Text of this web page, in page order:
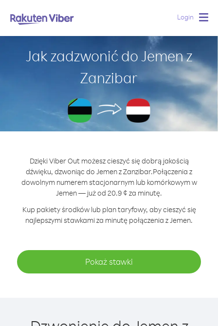
Login
Jak zadzwonić do Jemen z
Zanzibar
Dzięki Viber Out możesz cieszyć się dobrą jakością
dźwięku, dzwoniąc do Jemen z Zanzibar.Połączenia z
dowolnym numerem stacjonarnym lub komórkowym w
Jemen — już od 20.9 ¢ za minutę.
Kup pakiety środków lub plan taryfowy, aby cieszyć się
najlepszymi stawkami za minutę połączenia z Jemen.
Pokaż stawki